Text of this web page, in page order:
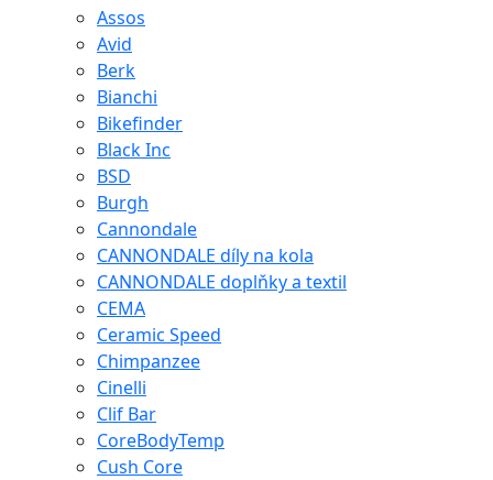
Assos
Avid
Berk
Bianchi
Bikefinder
Black Inc
BSD
Burgh
Cannondale
CANNONDALE díly na kola
CANNONDALE doplňky a textil
CEMA
Ceramic Speed
Chimpanzee
Cinelli
Clif Bar
CoreBodyTemp
Cush Core